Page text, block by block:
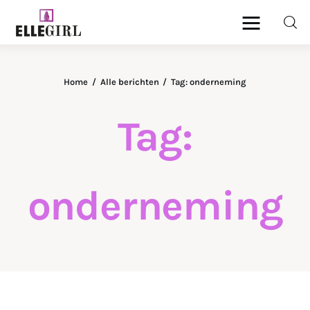
Tag:
onderneming
Home Alle berichten Tag: onderneming
Ellegirl
Gezondheid